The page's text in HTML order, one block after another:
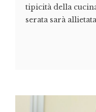
tipicità della
serata sarà